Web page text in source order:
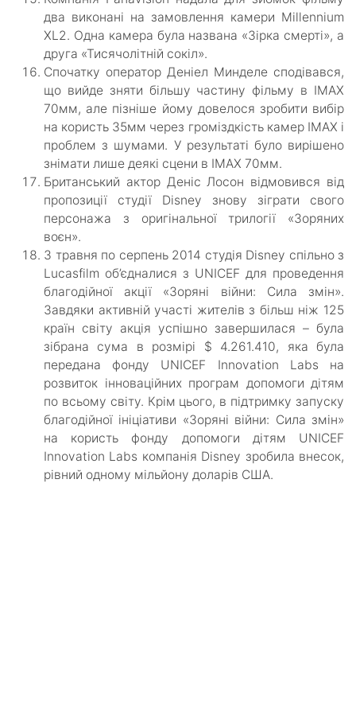
два виконані на замовлення камери Millennium
XL2. Одна камера була названа «Зірка смерті», а
друга «Тисячолітній сокіл».
Спочатку оператор Деніел Минделе сподівався,
що вийде зняти більшу частину фільму в IMAX
70мм, але пізніше йому довелося зробити вибір
на користь 35мм через громіздкість камер IMAX і
проблем з шумами. У результаті було вирішено
знімати лише деякі сцени в IMAX 70мм.
Британський актор Деніс Лосон відмовився від
пропозиції студії Disney знову зіграти свого
персонажа з оригінальної трилогії «Зоряних
воєн».
З травня по серпень 2014 студія Disney спільно з
Lucasfilm об’єдналися з UNICEF для проведення
благодійної акції «Зоряні війни: Сила змін».
Завдяки активній участі жителів з більш ніж 125
країн світу акція успішно завершилася – була
зібрана сума в розмірі $ 4.261.410, яка була
передана фонду UNICEF Innovation Labs на
розвиток інноваційних програм допомоги дітям
по всьому світу. Крім цього, в підтримку запуску
благодійної ініціативи «Зоряні війни: Сила змін»
на користь фонду допомоги дітям UNICEF
Innovation Labs компанія Disney зробила внесок,
рівний одному мільйону доларів США.